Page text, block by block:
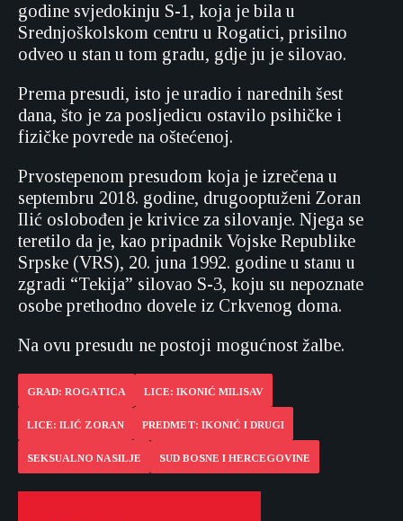
godine svjedokinju S-1, koja je bila u
Srednjoškolskom centru u Rogatici, prisilno
odveo u stan u tom gradu, gdje ju je silovao.
Prema presudi, isto je uradio i narednih šest
dana, što je za posljedicu ostavilo psihičke i
fizičke povrede na oštećenoj.
Prvostepenom presudom koja je izrečena u
septembru 2018. godine, drugooptuženi Zoran
Ilić oslobođen je krivice za silovanje. Njega se
teretilo da je, kao pripadnik Vojske Republike
Srpske (VRS), 20. juna 1992. godine u stanu u
zgradi “Tekija” silovao S-3, koju su nepoznate
osobe prethodno dovele iz Crkvenog doma.
Na ovu presudu ne postoji mogućnost žalbe.
GRAD: ROGATICA LICE: IKONIĆ MILISAV
LICE: ILIĆ ZORAN PREDMET: IKONIĆ I DRUGI
SEKSUALNO NASILJE SUD BOSNE I HERCEGOVINE